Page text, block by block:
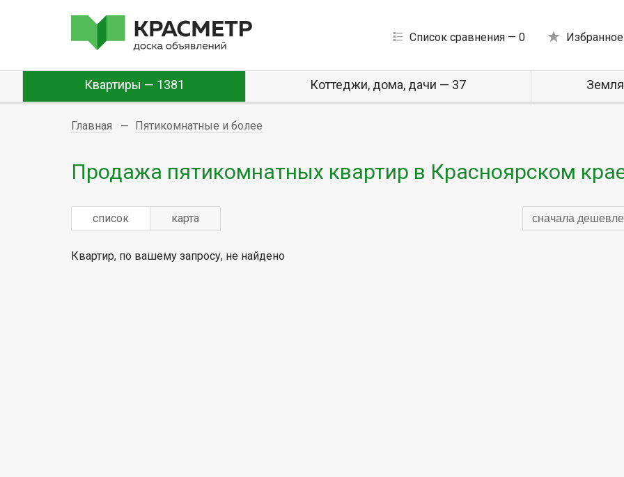
Список сравнения — 0
Квартиры — 1381 Коттеджи, дома, дачи — 37
Главная Пятикомнатные и более
Продажа пятикомнатных квартир в Красноярском
список карта сначала дешевле
Квартир, по вашему запросу, не найдено